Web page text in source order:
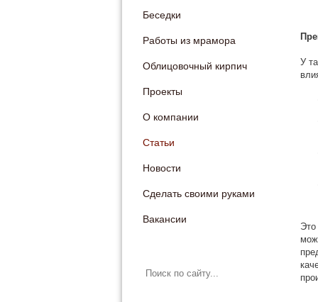
Беседки
Работы из мрамора
Облицовочный кирпич
Проекты
О компании
Статьи
Новости
Сделать своими руками
Вакансии
У